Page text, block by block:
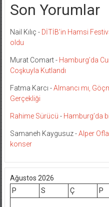
Son Yorumlar
Nail Kılıç - DİTİB’in Hamsi
oldu
Murat Comart- Hamburg’da
Coşkuyla Kutlandı
Fatma Karcı -Almancı mı,
Gerçekliği
Rahime Sürücü - Hamburg’da
Samaneh Kaygusuz-Alper
konser
Ağustos 2026
P
S Ç P